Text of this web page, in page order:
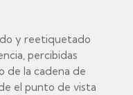
y reetiquetado
percibidas
de la cadena de
el punto de vista